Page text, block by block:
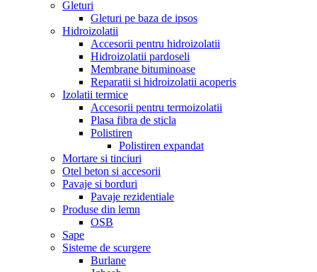
Gleturi
Gleturi pe baza de ipsos
Hidroizolatii
Accesorii pentru hidroizolatii
Hidroizolatii pardoseli
Membrane bituminoase
Reparatii si hidroizolatii acoperis
Izolatii termice
Accesorii pentru termoizolatii
Plasa fibra de sticla
Polistiren
Polistiren expandat
Mortare si tinciuri
Otel beton si accesorii
Pavaje si borduri
Pavaje rezidentiale
Produse din lemn
OSB
Sape
Sisteme de scurgere
Burlane